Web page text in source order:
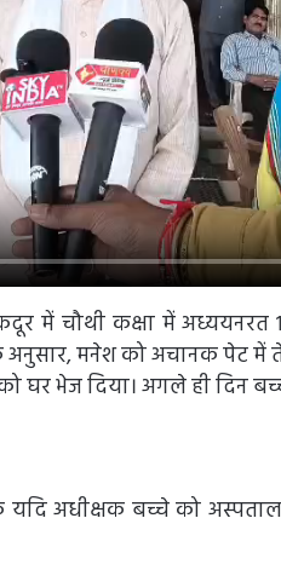
चौथी कक्षा में अध्ययनरत
मनेश को अचानक पेट में
भेज दिया। अगले ही दिन
अधीक्षक बच्चे को